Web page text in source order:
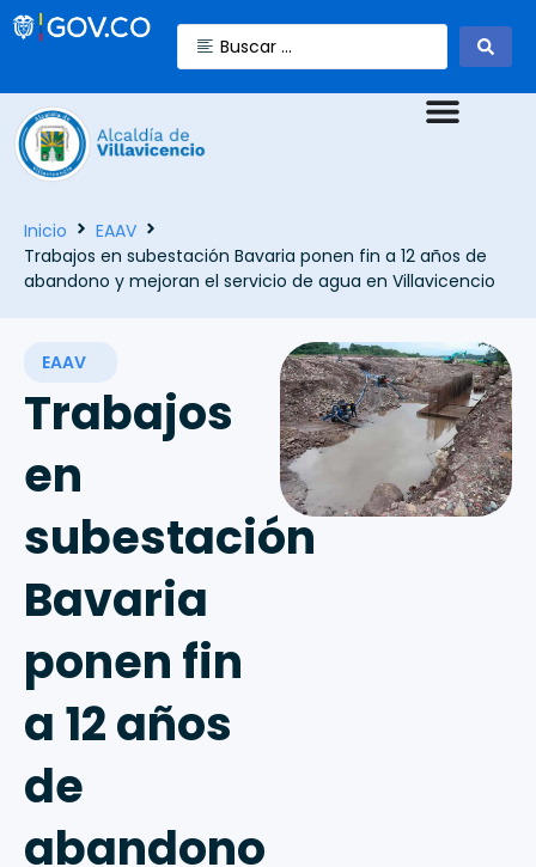
Inicio
EAAV
Trabajos en subestación Bavaria ponen fin a 12 años de
abandono y mejoran el servicio de agua en Villavicencio
EAAV
Trabajos
en
subestación
Bavaria
ponen fin
a 12 años
de
abandono